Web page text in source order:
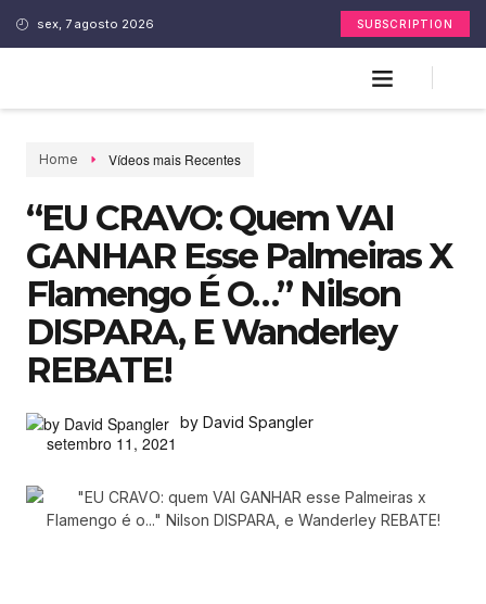
sex, 7 agosto 2026 SUBSCRIPTION
Home Vídeos mais Recentes
“EU CRAVO: Quem VAI
GANHAR Esse Palmeiras X
Flamengo É O…” Nilson
DISPARA, E Wanderley
REBATE!
by David Spangler
setembro 11, 2021